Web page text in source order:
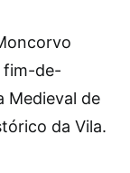
fim-de-
Medieval de
da Vila.